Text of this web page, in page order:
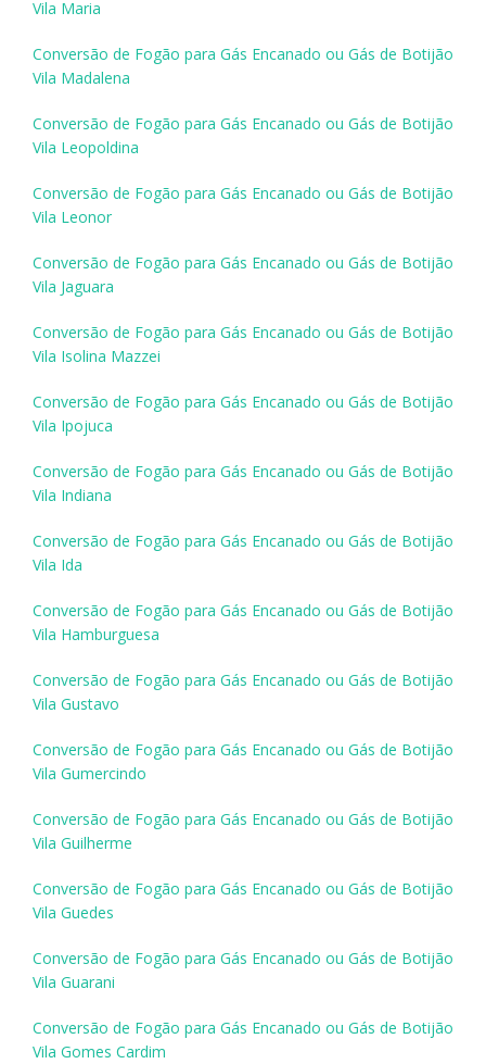
Vila Maria
Conversão de Fogão para Gás Encanado ou Gás de Botijão
Vila Madalena
Conversão de Fogão para Gás Encanado ou Gás de Botijão
Vila Leopoldina
Conversão de Fogão para Gás Encanado ou Gás de Botijão
Vila Leonor
Conversão de Fogão para Gás Encanado ou Gás de Botijão
Vila Jaguara
Conversão de Fogão para Gás Encanado ou Gás de Botijão
Vila Isolina Mazzei
Conversão de Fogão para Gás Encanado ou Gás de Botijão
Vila Ipojuca
Conversão de Fogão para Gás Encanado ou Gás de Botijão
Vila Indiana
Conversão de Fogão para Gás Encanado ou Gás de Botijão
Vila Ida
Conversão de Fogão para Gás Encanado ou Gás de Botijão
Vila Hamburguesa
Conversão de Fogão para Gás Encanado ou Gás de Botijão
Vila Gustavo
Conversão de Fogão para Gás Encanado ou Gás de Botijão
Vila Gumercindo
Conversão de Fogão para Gás Encanado ou Gás de Botijão
Vila Guilherme
Conversão de Fogão para Gás Encanado ou Gás de Botijão
Vila Guedes
Conversão de Fogão para Gás Encanado ou Gás de Botijão
Vila Guarani
Conversão de Fogão para Gás Encanado ou Gás de Botijão
Vila Gomes Cardim